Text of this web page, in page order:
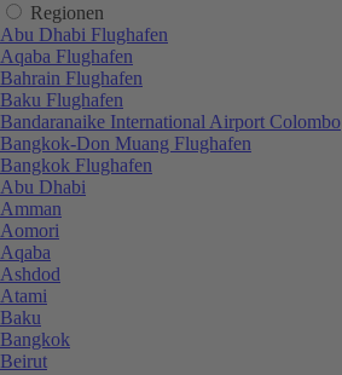
Regionen
Abu Dhabi Flughafen
Aqaba Flughafen
Bahrain Flughafen
Baku Flughafen
Bandaranaike International Airport Colombo
Bangkok-Don Muang Flughafen
Bangkok Flughafen
Abu Dhabi
Amman
Aomori
Aqaba
Ashdod
Atami
Baku
Bangkok
Beirut